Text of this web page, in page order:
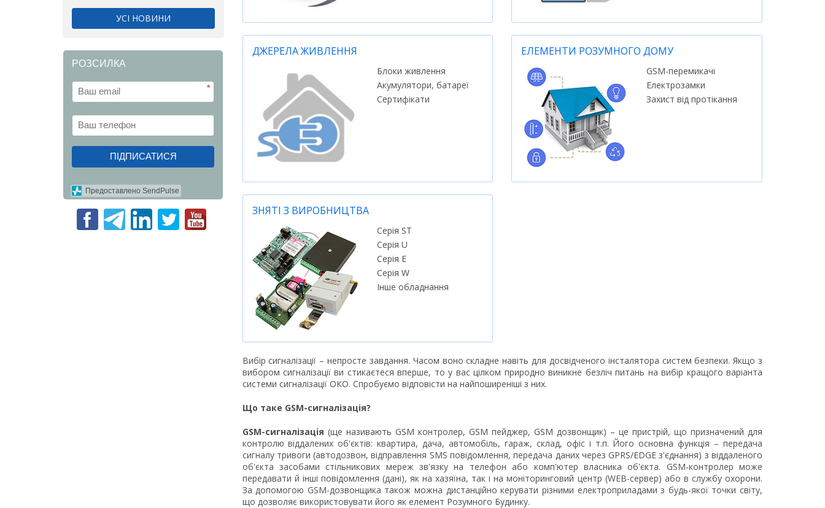
УСІ НОВИНИ
РОЗСИЛКА
*
ПІДПИСАТИСЯ
Предоставлено SendPulse
ДЖЕРЕЛА ЖИВЛЕННЯ
Блоки живлення
Акумулятори, батареї
Сертифікати
ЕЛЕМЕНТИ РОЗУМНОГО ДОМУ
GSM-перемикачі
Електрозамки
Захист від протікання
ЗНЯТІ З ВИРОБНИЦТВА
Серія ST
Серія U
Серія E
Серія W
Інше обладнання
Вибір сигналізації – непросте завдання. Часом воно складне навіть для досвідченого інсталятора систем безпеки. Якщо з
вибором сигналізації ви стикаєтеся вперше, то у вас цілком природно виникне безліч питань на вибір кращого варіанта
системи сигналізації ОКО. Спробуємо відповісти на найпоширеніші з них.
Що таке GSM-сигналізація?
GSM-сигналізація (ще називають GSM контролер, GSM пейджер, GSM дозвонщик) – це пристрій, що призначений для
контролю віддалених об'єктів: квартира, дача, автомобіль, гараж, склад, офіс і т.п. Його основна функція – передача
сигналу тривоги (автодозвон, відправлення SMS повідомлення, передача даних через GPRS/EDGE з'єднання) з віддаленого
об'єкта засобами стільникових мереж зв'язку на телефон або комп'ютер власника об'єкта. GSM-контролер може
передавати й інші повідомлення (дані), як на хазяїна, так і на моніторинговий центр (WEB-сервер) або в службу охорони.
За допомогою GSM-дозвонщика також можна дистанційно керувати різними електроприладами з будь-якої точки світу,
що дозволяє використовувати його як елемент Розумного Будинку.